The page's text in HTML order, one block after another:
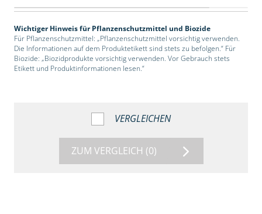
Wichtiger Hinweis für Pflanzenschutzmittel und Biozide
Für Pflanzenschutzmittel: „Pflanzenschutzmittel vorsichtig verwenden.
Die Informationen auf dem Produktetikett sind stets zu befolgen.“ Für
Biozide: „Biozidprodukte vorsichtig verwenden. Vor Gebrauch stets
Etikett und Produktinformationen lesen.“
VERGLEICHEN
ZUM VERGLEICH (0)